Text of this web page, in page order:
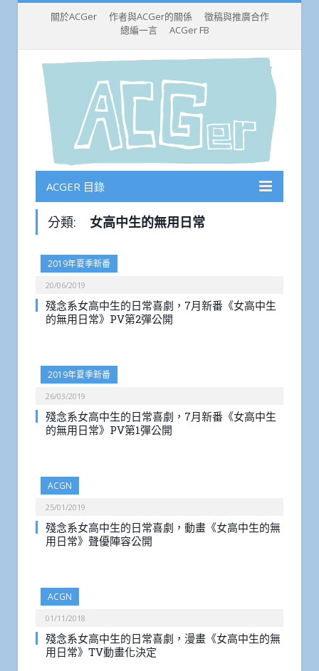
關於ACGer 作者與ACGer的關係
徵稿與推廣合作
總編一言
ACGer FB
ACGER 目錄
分類: 女高中生的無用日常
2019年夏季新番
20/06/2019
殘念系女高中生的日常喜劇，7月新番《女高中生
的無用日常》PV第2彈公開
2019年夏季新番
26/03/2019
殘念系女高中生的日常喜劇，7月新番《女高中生
的無用日常》PV第1彈公開
ACGN
25/01/2019
殘念系女高中生的日常喜劇，動畫《女高中生的無
用日常》聲優陣容公開
ACGN
01/11/2018
殘念系女高中生的日常喜劇，漫畫《女高中生的無
用日常》TV動畫化決定